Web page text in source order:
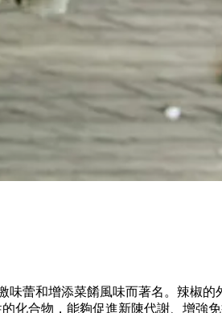
蕾和增添菜餚風味而著名。辣椒
化合物，能夠促進新陳代謝、增強